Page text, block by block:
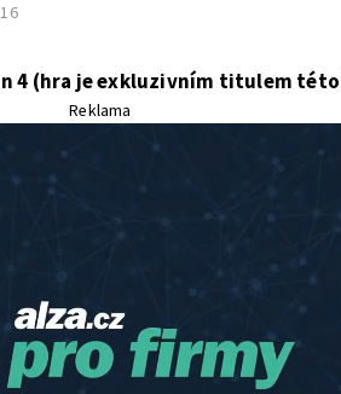
4 (hra je exkluzivním titulem
Reklama